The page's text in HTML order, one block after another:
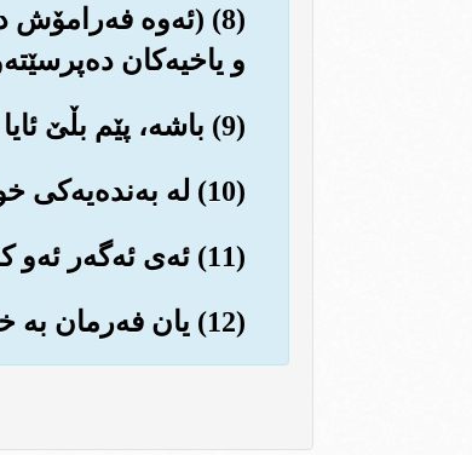
(8) (ئه‌وه
و یاخیه‌کان
(9) باشه‌، پێم بڵێ ئایا ئه‌و که‌سه‌ی که فه‌رمان ده‌دات و ڕێگری ده‌کات؟!...
(10) له به‌نده‌یه‌کی خوا کاتێك نوێژ ده‌کات!!...
(11) ئه‌ی ئه‌گه‌ر ئه‌و که‌سه‌ی قه‌ده‌غه‌ی لێده‌کرێت له‌سه‌ر ڕێبازی هیدایه‌ت و چاکه بێت!!
(12) یان فه‌رمان به خواناسی بکات!!...